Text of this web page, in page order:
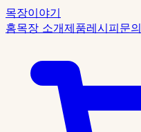
목장이야기
홈목장 소개제품레시피문의